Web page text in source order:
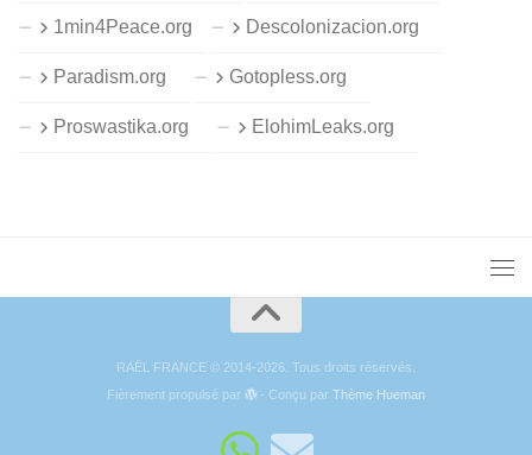
1min4Peace.org Descolonizacion.org
Paradism.org Gotopless.org
Proswastika.org ElohimLeaks.org
RAËL FRANCE © 2014-2026. Tous droits réservés.
Fièrement propulsé par
- Conçu parThème Hueman